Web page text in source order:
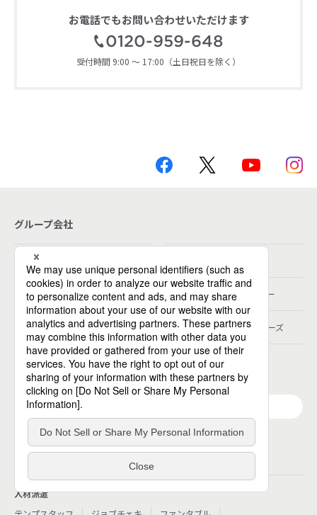
お電話でもお問い合わせいただけます
0120-959-648
受付時間 9:00 ～ 17:00（土日祝日を除く）
グループ会社
パーソルホールディングス
パーソルビジネスプロセスデザイン パーソルクロステクノロジー
パーソルキャリア パーソルデジタルベンチャーズ
パーソル総合研究所
個人向けサービス
人材派遣